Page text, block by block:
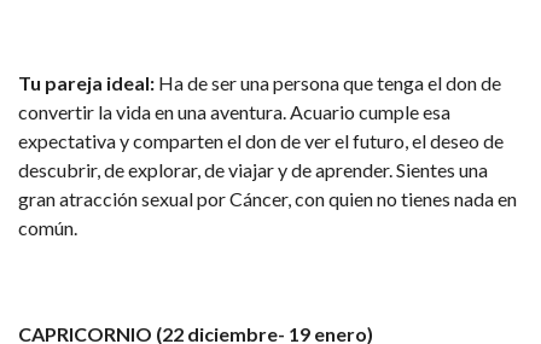
Tu pareja ideal: Ha de ser una persona que tenga el don de
convertir la vida en una aventura. Acuario cumple esa
expectativa y comparten el don de ver el futuro, el deseo de
descubrir, de explorar, de viajar y de aprender. Sientes una
gran atracción sexual por Cáncer, con quien no tienes nada en
común.
CAPRICORNIO (22 diciembre- 19 enero)